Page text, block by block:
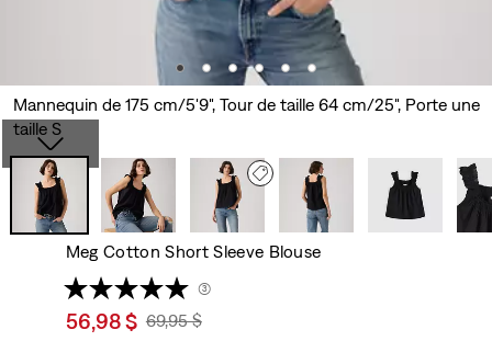
Mannequin de 175 cm/5'9", Tour de taille 64 cm/25", Porte une
taille S
Meg Cotton Short Sleeve Blouse
(3)
Sale
56,98 $ Original
69,95 $